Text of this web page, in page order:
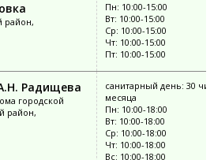
район,
Пн: 10:00-15:00
Вт: 10:00-15:00
Ср: 10:00-15:00
Чт: 10:00-15:00
Пт: 10:00-15:00
Радищева
городской
район,
санитарный день: 30
месяца
Пн: 10:00-18:00
Вт: 10:00-18:00
Ср: 10:00-18:00
Чт: 10:00-18:00
Вс: 10:00-18:00